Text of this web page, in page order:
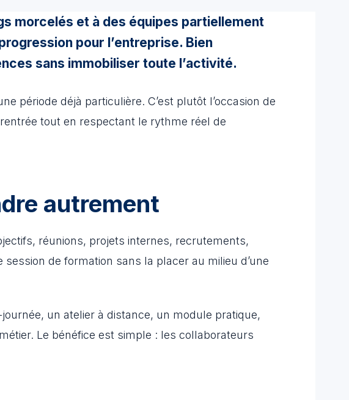
morcelés et à des équipes partiellement
pour l’entreprise. Bien
sans immobiliser toute l’activité.
période déjà particulière. C’est plutôt l’occasion de
tout en respectant le rythme réel de
autrement
réunions, projets internes, recrutements,
de formation sans la placer au milieu d’une
un atelier à distance, un module pratique,
Le bénéfice est simple : les collaborateurs